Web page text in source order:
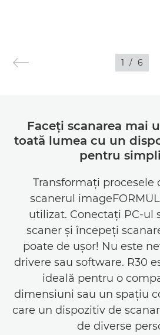
1 / 6
Faceţi scanarea mai
toată lumea cu un
pentru
Transformaţi procesele
scanerul
utilizat. Conectaţi PC-ul
scaner şi începeţi
poate de uşor! Nu este
drivere sau software. R30
ideală pentru o
dimensiuni sau un spaţiu
care un dispozitiv de
de diverse